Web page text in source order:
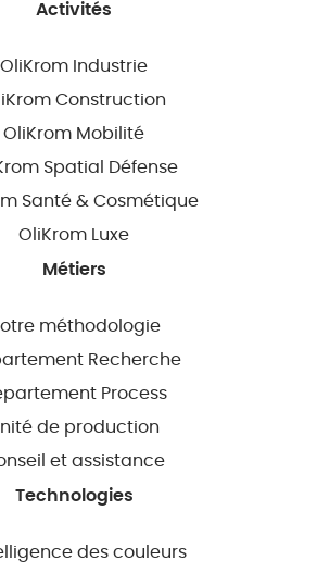
Activités
OliKrom Industrie
Construction
OliKrom Mobilité
Spatial Défense
Santé & Cosmétique
OliKrom Luxe
Métiers
méthodologie
Recherche
Process
de production
et assistance
Technologies
des couleurs